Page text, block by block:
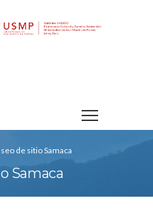
de sitio Samaca
Samaca